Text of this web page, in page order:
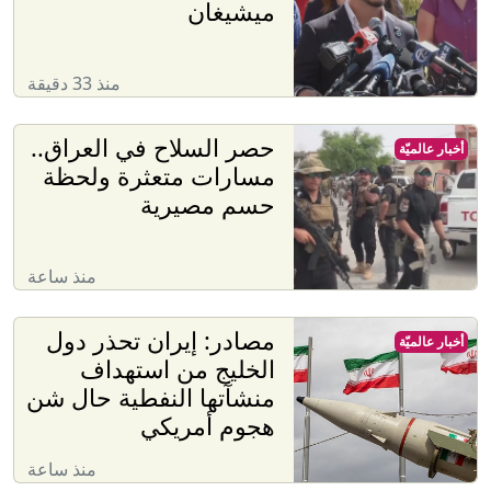
ميشيغان
منذ 33 دقيقة
حصر السلاح في العراق..
مسارات متعثرة ولحظة
حسم مصيرية
منذ ساعة
أخبار عالميّة
مصادر: إيران تحذر دول
الخليج من استهداف
منشآتها النفطية حال شن
هجوم أمريكي
منذ ساعة
أخبار عالميّة